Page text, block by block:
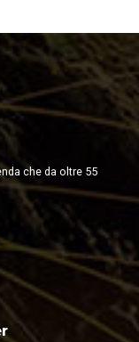
che da oltre 55